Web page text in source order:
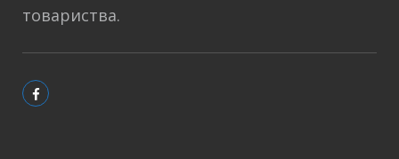
товариства.